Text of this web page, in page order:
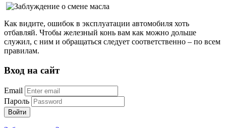
Как видите, ошибок в эксплуатации автомобиля хоть
отбавляй. Чтобы железный конь вам как можно дольше
служил, с ним и обращаться следует соответственно – по всем
правилам.
Вход на сайт
Email
Пароль
Войти